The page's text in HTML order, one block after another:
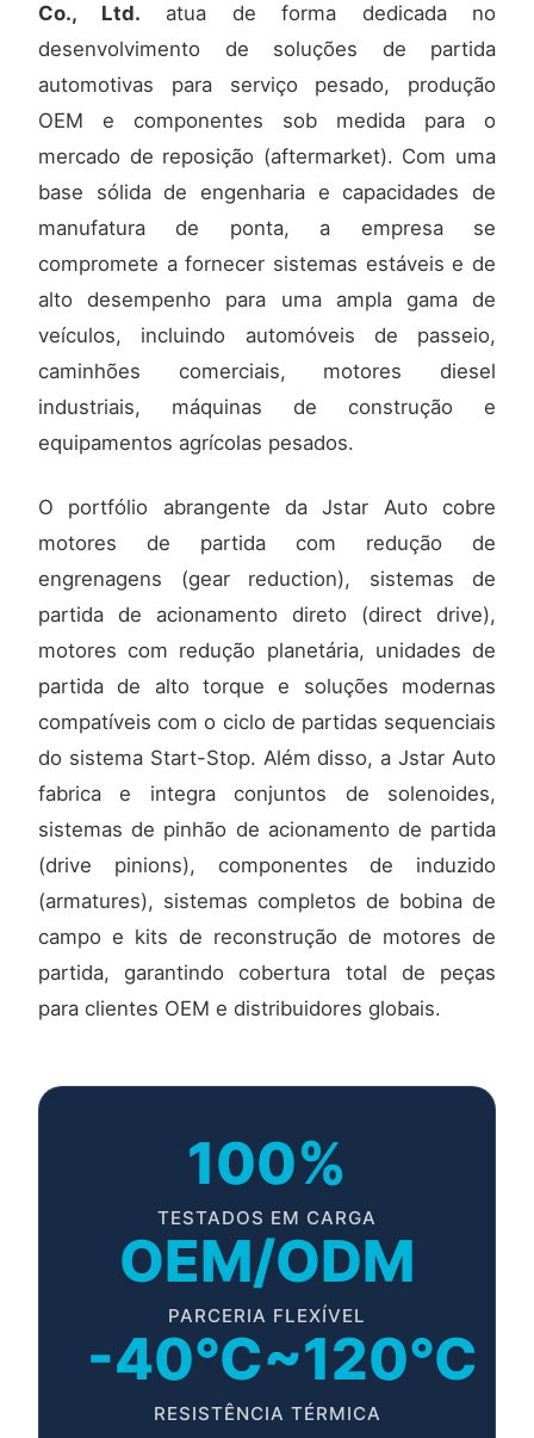
Co., Ltd. atua de forma dedicada no
desenvolvimento de soluções de partida
automotivas para serviço pesado, produção
OEM e componentes sob medida para o
mercado de reposição (aftermarket). Com uma
base sólida de engenharia e capacidades de
manufatura de ponta, a empresa se
compromete a fornecer sistemas estáveis e de
alto desempenho para uma ampla gama de
veículos, incluindo automóveis de passeio,
caminhões comerciais, motores diesel
industriais, máquinas de construção e
equipamentos agrícolas pesados.
O portfólio abrangente da Jstar Auto cobre
motores de partida com redução de
engrenagens (gear reduction), sistemas de
partida de acionamento direto (direct drive),
motores com redução planetária, unidades de
partida de alto torque e soluções modernas
compatíveis com o ciclo de partidas sequenciais
do sistema Start-Stop. Além disso, a Jstar Auto
fabrica e integra conjuntos de solenoides,
sistemas de pinhão de acionamento de partida
(drive pinions), componentes de induzido
(armatures), sistemas completos de bobina de
campo e kits de reconstrução de motores de
partida, garantindo cobertura total de peças
para clientes OEM e distribuidores globais.
100%
TESTADOS EM CARGA
OEM/ODM
PARCERIA FLEXÍVEL
-40°C~120°C
RESISTÊNCIA TÉRMICA